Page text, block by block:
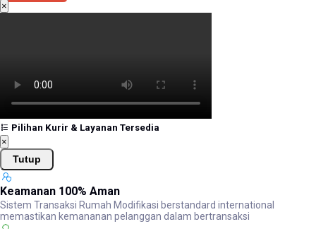
×
Pilihan Kurir & Layanan Tersedia
×
Tutup
Keamanan 100% Aman
Sistem Transaksi Rumah Modifikasi berstandard international
memastikan kemananan pelanggan dalam bertransaksi